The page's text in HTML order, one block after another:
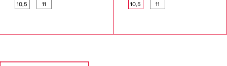
10,5
11
10,5
11